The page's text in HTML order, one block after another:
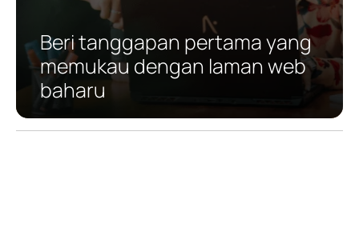
Beri tanggapan pertama yang
memukau dengan laman web
baharu